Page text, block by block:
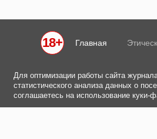
18+ Главная
Для оптимизации работы сайта
статистического анализа данных о
соглашаетесь на использование